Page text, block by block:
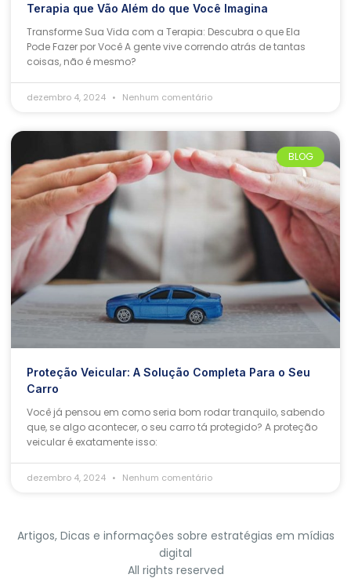
Terapia que Vão Além do que Você Imagina
Transforme Sua Vida com a Terapia: Descubra o que Ela
Pode Fazer por Você A gente vive correndo atrás de tantas
coisas, não é mesmo?
dezembro 4, 2024 Nenhum comentário
BLOG
Proteção Veicular: A Solução Completa Para o Seu
Carro
Você já pensou em como seria bom rodar tranquilo, sabendo
que, se algo acontecer, o seu carro tá protegido? A proteção
veicular é exatamente isso:
dezembro 4, 2024 Nenhum comentário
Artigos, Dicas e informações sobre estratégias em mídias
digital
All rights reserved